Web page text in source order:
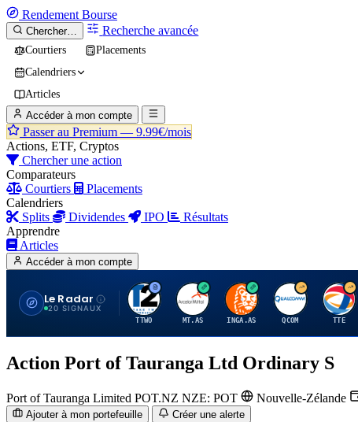
Rendement Bourse
Chercher… Recherche avancée
Courtiers
Placements
Calendriers
Articles
Accéder à mon compte
Passer au Premium — 9.99€/mois
Actions, ETF, Cryptos
Chercher une action
Comparateurs
Courtiers
Placements
Calendriers
Splits
Dividendes IPO
Résultats
Apprendre
Articles
Accéder à mon compte
Le Radar
20 SIGNAUX
T
TTWO
A
MT.AS
I
INGA.AS
Q
QCOM
T
TTE
Action Port of Tauranga Ltd Ordinary S
Port of Tauranga Limited POT.NZ NZE: POT Nouvelle-Zélande
Ajouter à mon portefeuille Créer une alerte